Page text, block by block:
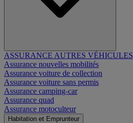
ASSURANCE AUTRES VÉHICULES
Assurance nouvelles mobilités
Assurance voiture de collection
Assurance voiture sans permis
Assurance camping-car
Assurance quad
Assurance motoculteur
Habitation et Emprunteur